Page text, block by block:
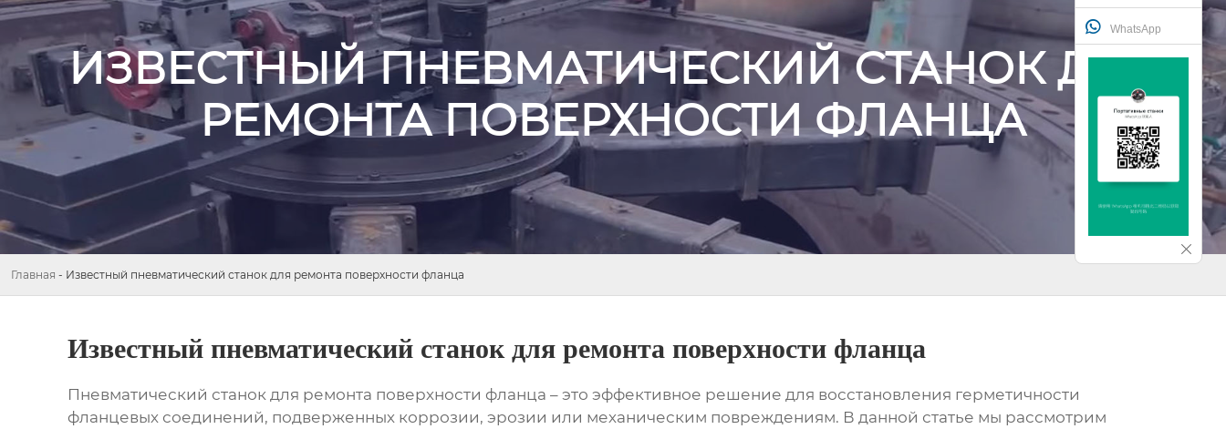
WhatsApp
ИЗВЕСТНЫЙ ПНЕВМАТИЧЕСКИЙ СТАНОК ДЛЯ
РЕМОНТА ПОВЕРХНОСТИ ФЛАНЦА
Главная - Известный пневматический станок для ремонта поверхности фланца
Известный пневматический станок для ремонта поверхности фланца
Пневматический станок для ремонта поверхности фланца – это эффективное решение для восстановления герметичности
фланцевых соединений, подверженных коррозии, эрозии или механическим повреждениям. В данной статье мы рассмотрим